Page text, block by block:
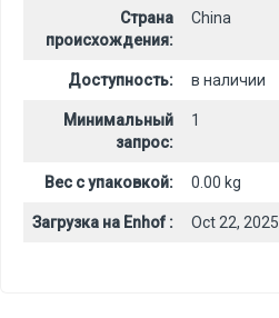
Страна
происхождения:
China
Доступность: в наличии
Минимальный
запрос:
1
Вес с упаковкой: 0.00 kg
Загрузка на Enhof : Oct 22, 2025